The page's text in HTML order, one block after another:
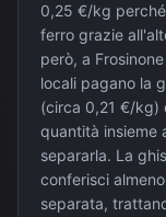
0,25 €/kg
ferro grazie
però, a
locali pagano la
(circa 0,21 €/kg)
quantità insieme
separarla. La
conferisci
separata,